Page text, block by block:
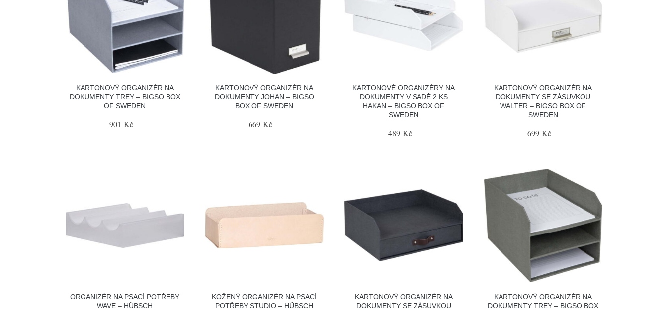
KARTONOVÝ ORGANIZÉR NA
DOKUMENTY TREY – BIGSO BOX
OF SWEDEN
901 Kč
KARTONOVÝ ORGANIZÉR NA
DOKUMENTY JOHAN – BIGSO
BOX OF SWEDEN
669 Kč
KARTONOVÉ ORGANIZÉRY NA
DOKUMENTY V SADĚ 2 KS
HAKAN – BIGSO BOX OF
SWEDEN
489 Kč
KARTONOVÝ ORGANIZÉR NA
DOKUMENTY SE ZÁSUVKOU
WALTER – BIGSO BOX OF
SWEDEN
699 Kč
ORGANIZÉR NA PSACÍ POTŘEBY
WAVE – HÜBSCH
KOŽENÝ ORGANIZÉR NA PSACÍ
POTŘEBY STUDIO – HÜBSCH
KARTONOVÝ ORGANIZÉR NA
DOKUMENTY SE ZÁSUVKOU
KARTONOVÝ ORGANIZÉR NA
DOKUMENTY TREY – BIGSO BOX